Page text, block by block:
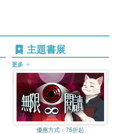
主題書展
更多
優惠方式： 75折起